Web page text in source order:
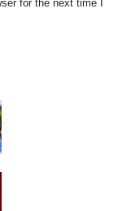
for the next time I